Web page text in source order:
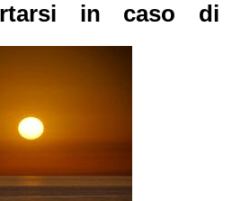
in caso di